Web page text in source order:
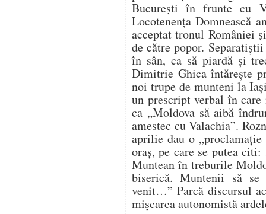
Bucureşti în frunte cu
Locotenenţa Domnească
acceptat tronul României
de către popor.
în sân, ca să piardă şi
Dimitrie Ghica întăreşte
noi trupe de munteni la
un prescript verbal în
ca „Moldova să aibă
amestec cu Valachia”.
aprilie dau o
oraş, pe care se putea
Muntean în treburile
biserică. Muntenii să se
venit…” Parcă discursul
mişcarea autonomistă